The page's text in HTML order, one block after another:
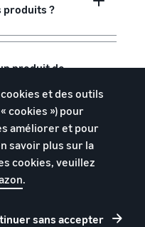
produits ?
produit de
et des outils
cookies ») pour
améliorer et pour
savoir plus sur la
cookies, veuillez
.
sans accepter